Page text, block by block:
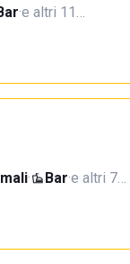
·e altri 11…
· Bar·e altri 7…